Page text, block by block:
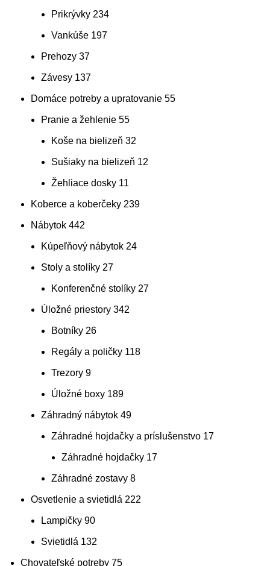
Prikrývky 234
Vankúše 197
Prehozy 37
Závesy 137
Domáce potreby a upratovanie 55
Pranie a žehlenie 55
Koše na bielizeň 32
Sušiaky na bielizeň 12
Žehliace dosky 11
Koberce a koberčeky 239
Nábytok 442
Kúpeľňový nábytok 24
Stoly a stolíky 27
Konferenčné stolíky 27
Úložné priestory 342
Botníky 26
Regály a poličky 118
Trezory 9
Úložné boxy 189
Záhradný nábytok 49
Záhradné hojdačky a príslušenstvo 17
Záhradné hojdačky 17
Záhradné zostavy 8
Osvetlenie a svietidlá 222
Lampičky 90
Svietidlá 132
Chovateľské potreby 75